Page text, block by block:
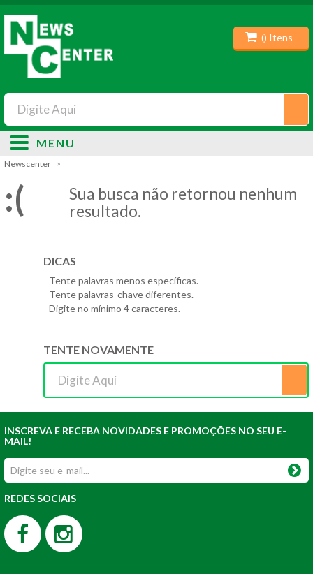
() Itens
MENU
Newscenter
:(
Sua busca não retornou nenhum
resultado.
DICAS
- Tente palavras menos específicas.
- Tente palavras-chave diferentes.
- Digite no mínimo 4 caracteres.
TENTE NOVAMENTE
INSCREVA E RECEBA NOVIDADES E PROMOÇÕES NO SEU E-
MAIL!
REDES SOCIAIS